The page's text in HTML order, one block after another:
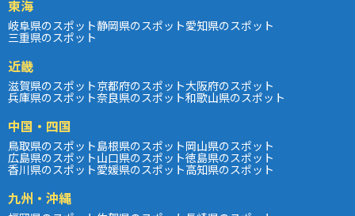
東海
岐阜県のスポット静岡県のスポット愛知県のスポット
三重県のスポット
近畿
滋賀県のスポット京都府のスポット大阪府のスポット
兵庫県のスポット奈良県のスポット和歌山県のスポット
中国・四国
鳥取県のスポット島根県のスポット岡山県のスポット
広島県のスポット山口県のスポット徳島県のスポット
香川県のスポット愛媛県のスポット高知県のスポット
九州・沖縄